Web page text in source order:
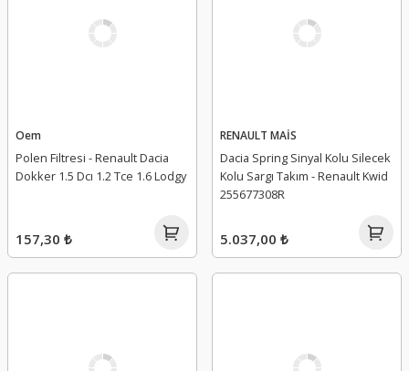
Oem
Polen Filtresi - Renault Dacia
Dokker 1.5 Dcı 1.2 Tce 1.6 Lodgy
157,30 ₺
RENAULT MAİS
Dacia Spring Sinyal Kolu Silecek
Kolu Sargı Takım - Renault Kwid
255677308R
5.037,00 ₺